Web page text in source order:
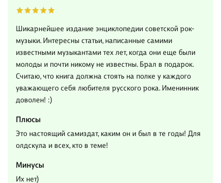
Шикарнейшее издание энциклопедии советской рок-
музыки. Интересны статьи, написанные самими
известными музыкантами тех лет, когда они еще были
молоды и почти никому не известны. Брал в подарок.
Считаю, что книга должна стоять на полке у каждого
уважающего себя любителя русского рока. Именинник
доволен! :)
Плюсы
Это настоящий самиздат, каким он и был в те годы! Для
олдскула и всех, кто в теме!
Минусы
Их нет)